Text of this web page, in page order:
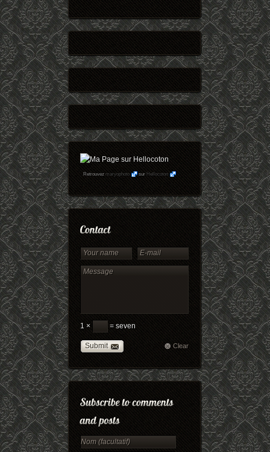
Retrouvezmaryophoto surHellocoton
1 × = seven
Submit Clear